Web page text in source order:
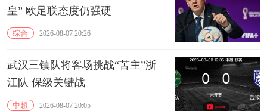
皇” 欧足联态度仍强硬
综合 2026-08-07 20:26
武汉三镇队将客场挑战“苦主”浙
江队 保级关键战
中超 2026-08-07 20:05